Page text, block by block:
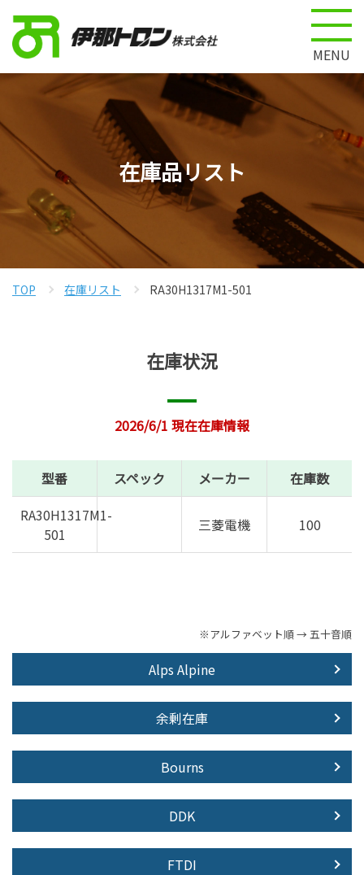
MENU
在庫品リスト
TOP 在庫リスト RA30H1317M1-501
在庫状況
2026/6/1 現在在庫情報
型番 スペック メーカー
在庫数
RA30H1317M1-
501
三菱電機 100
※アルファベット順 → 五十音順
Alps Alpine
余剰在庫
Bourns
DDK
FTDI